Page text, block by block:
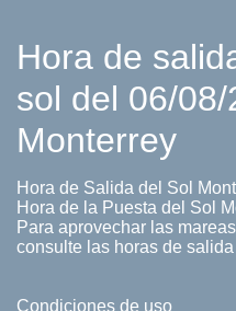
Hora de
sol del 06/
Monterrey
Hora de Salida del Sol
Hora de la Puesta del Sol
Para aprovechar las
consulte las horas de
Condiciones de uso